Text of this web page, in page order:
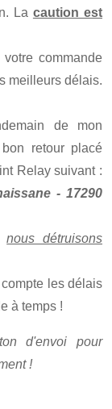
La caution est
commande
meilleurs délais.
de mon
retour placé
Relay suivant :
- 17290
nous détruisons
les délais
à temps !
d'envoi pour
!